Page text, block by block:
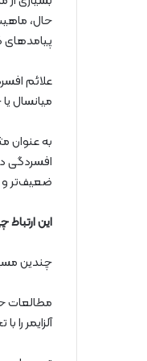
حال،
علائم
میانسال
به عنوان
افسردگی
ضعیف‌تر و
این
چندین
مطالعات
آلزایمر